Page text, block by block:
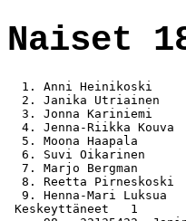
Naiset
1. Anni Heinikoski
2. Janika Utriainen
3. Jonna Kariniemi
4. Jenna-Riikka Kouva
5. Moona Haapala
6. Suvi Oikarinen
7. Marjo Bergman
8. Reetta Pirneskoski
9. Henna-Mari Luksua
Keskeyttäneet   1